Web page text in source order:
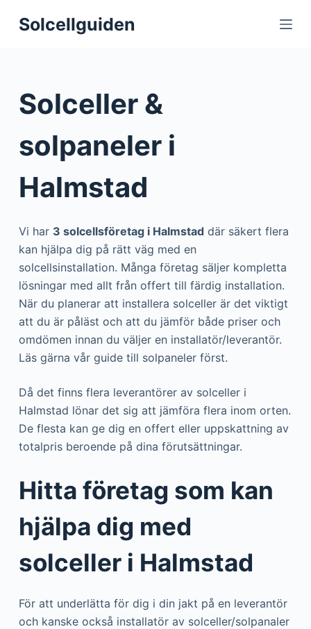
S
o
o
Solcellguiden
Solceller &
solpaneler i
Halmstad
Vi har 3 solcellsföretag i Halmstaddär säkert flera
kan hjälpa dig på rätt väg med en
solcellsinstallation. Många företag säljer kompletta
lösningar med allt från offert till färdig installation.
När du planerar att installera solceller är det viktigt
att du är påläst och att du jämför både priser och
omdömen innan du väljer en installatör/leverantör.
Läs gärna vår guide till solpaneler först.
Då det finns flera leverantörer av solceller i
Halmstad lönar det sig att jämföra flera inom orten.
De flesta kan ge dig en offert eller uppskattning av
totalpris beroende på dina förutsättningar.
Hitta företag som kan
hjälpa dig med
solceller i Halmstad
För att underlätta för dig i din jakt på en leverantör
och kanske också installatör av solceller/solpanaler